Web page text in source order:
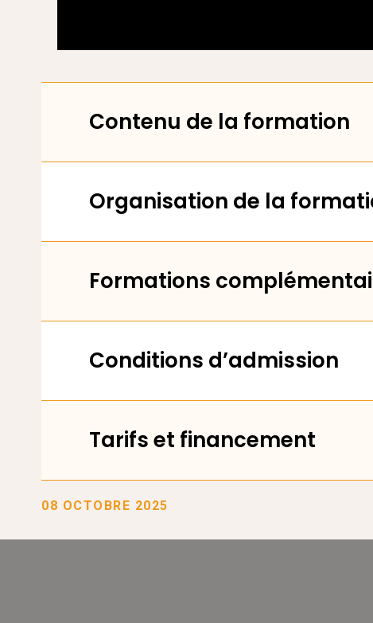
Contenu de la formation
Organisation de la
Formations
Conditions d’admission
Tarifs et financement
08 OCTOBRE 2025